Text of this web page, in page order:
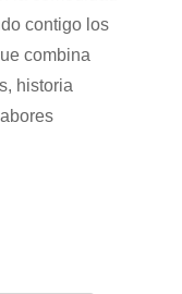
contigo los
combina
historia